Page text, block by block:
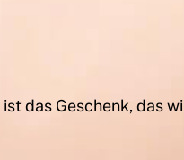
das Geschenk, das